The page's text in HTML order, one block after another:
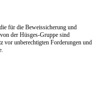
für die Beweissicherung und
der Hüsges-Gruppe sind
vor unberechtigten Forderungen und